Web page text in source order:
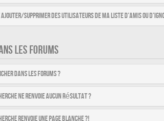
ajouter/supprimer des utilisateurs de ma liste d’amis ou
LES FORUMS
dans les forums ?
ne renvoie aucun résultat ?
renvoie une page blanche ?!